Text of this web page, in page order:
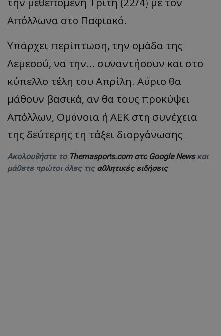
Απόλλωνα στο Παφιακό.
Υπάρχει περίπτωση, την ομάδα της
Λεμεσού, να την… συναντήσουν και στο
κύπελλο τέλη του Απρίλη. Αύριο θα
μάθουν βασικά, αν θα τους προκύψει
Απόλλων, Ομόνοια ή ΑΕΚ στη συνέχεια
της δεύτερης τη τάξει διοργάνωσης.
Ακολουθήστε το Themasports.com στο Google Newsκαι
μάθετε πρώτοι όλες τις αθλητικές ειδήσεις